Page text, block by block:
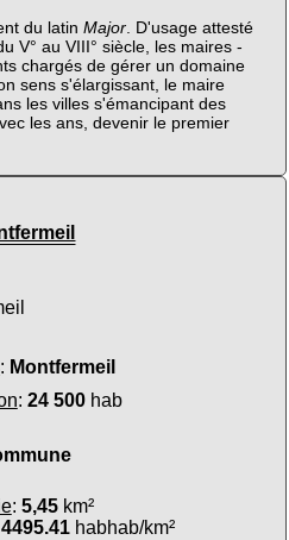
du latin Major. D'usage attesté
V° au VIII° siècle, les maires -
chargés de gérer un domaine
sens s'élargissant, le maire
les villes s'émancipant des
les ans, devenir le premier
: Montfermeil
: 24 500hab
: 5,45km²
4495.41habhab/km²